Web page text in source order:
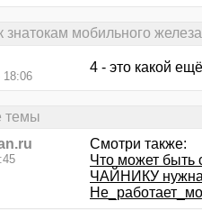
знатокам мобильного
18:06
4 - это какой
темы
Смотри также:
Что может быть
ЧАЙНИКУ